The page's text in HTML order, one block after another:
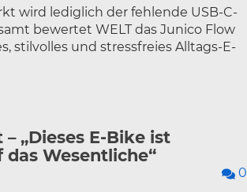
wird lediglich der fehlende USB-C-
bewertet WELT das Junico Flow
stilvolles und stressfreies Alltags-E-
„Dieses E-Bike ist
Wesentliche“
0